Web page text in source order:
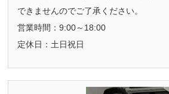
できませんのでご了承ください。
営業時間：9:00～18:00
定休日：土日祝日